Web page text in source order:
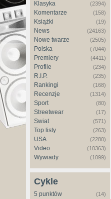
Klasyka (2394)
Komentarze (158)
Książki (19)
News (24163)
Nowe twarze (2505)
Polska (7044)
Premiery (4411)
Profile (234)
R.I.P. (235)
Rankingi (168)
Recenzje (1314)
Sport (80)
Streetwear (17)
Świat (571)
Top listy (263)
USA (2280)
Video (10363)
Wywiady (1099)
Cykle
5 punktów (14)